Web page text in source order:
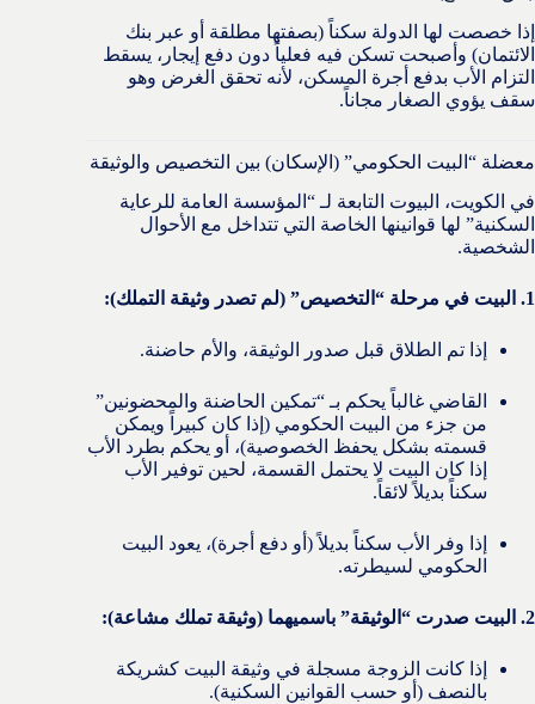
إذا خصصت لها الدولة سكناً (بصفتها مطلقة أو عبر بنك
الائتمان) وأصبحت تسكن فيه فعلياً دون دفع إيجار، يسقط
التزام الأب بدفع أجرة المسكن، لأنه تحقق الغرض وهو
سقف يؤوي الصغار مجاناً.
معضلة “البيت الحكومي” (الإسكان) بين التخصيص والوثيقة
في الكويت، البيوت التابعة لـ “المؤسسة العامة للرعاية
السكنية” لها قوانينها الخاصة التي تتداخل مع الأحوال
الشخصية.
1. البيت في مرحلة “التخصيص” (لم تصدر وثيقة التملك):
إذا تم الطلاق قبل صدور الوثيقة، والأم حاضنة.
القاضي غالباً يحكم بـ “تمكين الحاضنة والمحضونين”
من جزء من البيت الحكومي (إذا كان كبيراً ويمكن
قسمته بشكل يحفظ الخصوصية)، أو يحكم بطرد الأب
إذا كان البيت لا يحتمل القسمة، لحين توفير الأب
سكناً بديلاً لائقاً.
إذا وفر الأب سكناً بديلاً (أو دفع أجرة)، يعود البيت
الحكومي لسيطرته.
2. البيت صدرت “الوثيقة” باسميهما (وثيقة تملك مشاعة):
إذا كانت الزوجة مسجلة في وثيقة البيت كشريكة
بالنصف (أو حسب القوانين السكنية).